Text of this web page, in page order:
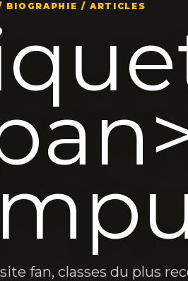
BIOGRAPHIE / ARTICLES
fan, classes du plus